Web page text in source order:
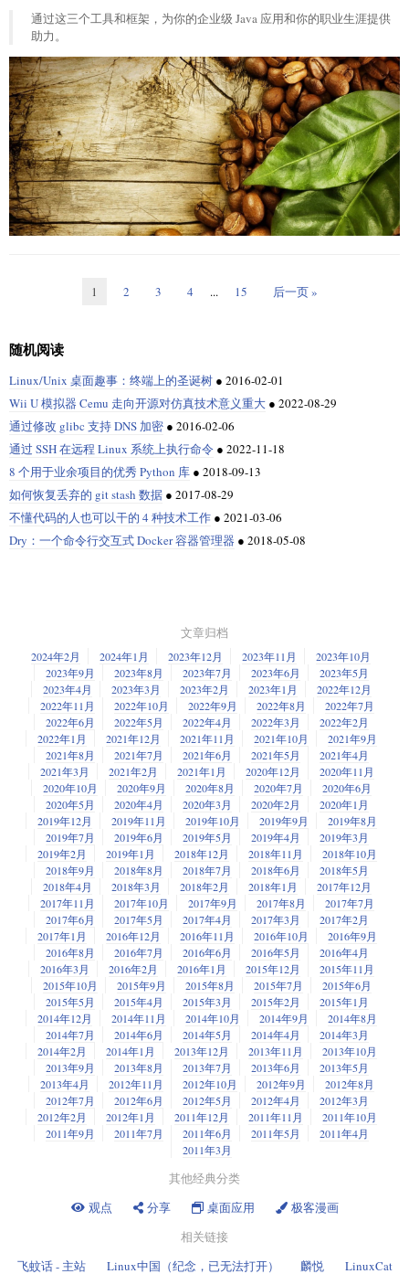
    thread3 = Thread(target=get_prime_arr, args=(num_arr,))
    thread1.start()
    thread2.start()
    thread3.start()
    thread1.join()
    thread2.join()
为了配合单线程程序的工作负载，这就为三个线程使用了一个 2000 元素的
数组，模拟了三个线程共享任务的情况。
由于开销太大，花了 140ms 多一点的时间。不过，你可以观察到多线程的
并发性：
当一个线程在工作（执行多个
（一个 is_prime 函数）；后来，它们进行了切换。这是由于 GIL 的原
因，这也是 Python 没有真正的多线程的原因。它可以实现并发，但不能实
multiprocessing
if __name__ == "__main__":
num_arr = [random.randint(100, 10000) for _ in
    p1 = Process(target=get_prime_arr, args=(num_arr,))
    p2 = Process(target=get_prime_arr, args=(num_arr,))
    p3 = Process(target=get_prime_arr, args=(num_arr,))
    p1.start()
    p2.start()
    p3.start()
    p1.join()
    p2.join()
要使用 VizTracer 运行它，你需要一个额外的参数：
整个程序在 50ms 多一点的时间内完成，实际任务在 50ms 之前完成。程序
为了和多线程版本进行比较，这里是多进程版本：
#include <stdio.h>
int
main(int argc, char **argv)
{
  FILE *infile;
  FILE *outfile;
  int ch;
  /* parse the command line */
  /* usage: cp infile outfile */
    fprintf(stderr, "Usage: cp infile outfile\n");
  /* open the input file */
  infile = fopen(argv[1], "r");
  if (infile == NULL) {
fprintf(stderr, "Cannot open file for reading: %s\n",
    return 2;
  }
  outfile = fopen(argv[2], "w");
  if (outfile == NULL) {
fprintf(stderr, "Cannot open file for writing: %s\n",
  /* copy one file to the other */
  /* use fgetc and fputc */
    ch = fgetc(infile);
    if (ch != EOF) {
      fputc(ch, outfile);
  } while (ch != EOF);
  /* done */
  fclose(infile);
  fclose(outfile);
  return 0;
你可以使用 gcc 来将 cp.c 文件编译成一个可执行文件：
-o cp 选项告诉编译器将编译后的程序保存到
告诉编译器提示所有可能的警告，如果你没有看到任何警告，则表示一切
到，但是在复制大型文件或通过网络复制文件时，你才会注意到差异。每
次处理一个字符需要大量的开销。
实现此 cp 命令的一种更好的方法是，读取一块的输入数据到内存中（称
为缓存），然后将该数据集合写入到第二个文件。这样做的速度要快得
多，因为程序可以一次读取更多的数据，这就就减少了从文件中“读取”的次
你可以使用 fread
函数将文件读入一个变量中。这个函数有几个参数：将
数据读入的数组或内存缓冲区的指针（ ptr
），要读取的最小对象的大小
size ），要读取对象的个数（ nmemb ），以及要读取的文件
stream ）：
不同的选项为更高级的文件输入和输出（例如，读取和写入具有特定数据
结构的文件）提供了很大的灵活性。但是，在从一个文件读取数据并将数
据写入另一个文件的简单情况下，可以使用一个由字符数组组成的缓冲
你可以使用 fwrite 函数将缓冲区中的数据写入到另一个文件。这使用了
fread 函数有相似的一组选项：要从中读取数据的数组或内存缓冲区的
指针，要读取的最小对象的大小，要读取对象的个数以及要写入的文件。
如果程序将文件读入缓冲区，然后将该缓冲区写入另一个文件，则数组
ptr ）可以是固定大小的数组。例如，你可以使用长度为 200 个字符的
字符数组作为缓冲区。
在该假设下，你需要更改 cp
程序中的循环，以将数据从文件读取到缓冲
区中，然后将该缓冲区写入另一个文件中：
    buffer_length = fread(buffer, sizeof(char), 200, infile);
实在是太有创意了！不过，如果要是在 BTC 创始初期，Game Boy 没准还
真能挖出一两个区块的。
PHP 的 Git 服务器被黑客攻击，源码库被添加后门
昨天，PHP 团队在自己维护 Git 服务器上的仓库中被推送了
代码执行，并且攻击者伪造了签名，让人以为这些提交是由 PHP 的创始人
和另外一位维护者提交的。
据分析，这次恶意活动是由于 PHP 的 Git 服务器被入侵导致的，而不是开
发者个人的 Git 账户被入侵。作为此次事件后的预防措施，PHP 维护人员决
定将 PHP 官方源码库迁移至 GitHub。GitHub 上的 PHP 仓库，以前只是镜
像，现在将成为正规来源，从现在开始，任何代码修改都要直接推送到
GitHub 上。
很多开源软件开发组织基于传统会自己维护代码管理基础设施，但是如果
没有专门的人员和力量来保证其安全，反而带来了不必要的安全风险。
Google 安全团队本月中旬披露，一个顶尖黑客组织在 9 个月内利用了至少
11 个 0day 漏洞。该组织利用的漏洞被修复之后它会迅速改用另一个
0day。结果这个所谓的顶尖黑客组织被发现就是美国政府黑客，Google 的
行动终止了政府黑客们的“反恐行动”。Google 内部对此举有不同的看法。
这是大水冲了龙王庙了啊~
码。
源码（如 C++ 或 Rust）：你有一个用兼容语言编写的应用，你想把
它在浏览器中执行。
WebAssembly 字节码：你选择 WebAssembly 字节码作为编译目
标。最后，你得到一个 .wasm 文件。
机器码（opcode）：浏览器加载 .wasm 文件，并将其编译成主机
系统的相应机器码。
WebAssembly 还有一种文本格式，用人类可读的文本表示二进制格式。为
了简单起见，我将其称为WASM-text。WASM-text 可以比作高级汇编语
言。当然，你不会基于 WASM-text 来编写一个完整的应用，但了解它的底
WASM-text 文件通常以
粘贴进去：
    ;; 从 JavaScript 命名空间导入
(import  "console"  "log" (func  $log (param  i32  i32)))
    (import  "js"  "mem" (memory  1)) ;; 导入 1 页 内存（64kb）
    ;; 我们的模块的数据段
    (data (i32.const 0) "Hello World from WebAssembly!")
    ;; 函数声明：导出 helloWorld()，无参数
WASM-text 格式是基于 S 表达式的。为了实现交互，JavaScript 函数用
语句导入，WebAssembly 函数用 export
语句导出。在这个例子
中，从 console 模块中导入 log 函数，它需要两个类型为 i32 的参数
作为输入，以及一页内存（64KB）来存储字符串。
字符串将被写入偏移量 为 0 的数据段。数据段是你的内存的叠加投影
overlay
存是在 JavaScript 部分分配的。
函数用关键字 func 标记。当进入函数时，栈是空的。在调用另一个函数
之前，函数参数会被压入栈中（这里是偏移量和长度）（见 call
）。当一个函数返回一个 f32 类型时（例如），当离开函数时，一
f32 变量必须保留在栈中（但在本例中不是这样）。
创建 .wasm 文件
WASM-text 和 WebAssembly 字节码是 1:1 对应的，这意味着你可以将
WASM-text 转换成字节码（反之亦然）。你已经有了 WASM-text，现在将
创建字节码。
转换可以通过WebAssembly Binary Toolkit（WABT）来完成。从该链接克
隆仓库，并按照安装说明进行安装。
建立工具链后，打开控制台并输入以下内容，将 WASM-text 转换为字节
你也可以用以下方法将字节码转换为 WASM-text：
.wasm 文件创建的 .wat
文件不包括任何函数或参数名称。默认
编译 .wasm 文件
通过这三个工具和框架，为你的企业级 Java 应用和你的职业生涯提供
助力。
尽管在 Kubernetes 上广泛使用 Python 、Go 和 Node.js 实现人工智能
企业 Java 开发者。
虽然这门语言已经存在了超过 25 年，但 Java 世界中总是有新的趋势、工具
和框架，可以为你的应用和你的职业生涯赋能。
绝大多数 Java 框架都是为具有动态行为的长时间运行的进程而设计的，这
些动态行为用于运行可变的应用服务器，例如物理服务器和虚拟机。自从
Kubernetes 容器在 2014 年发布以来，情况已经发生了变化。在 Kubernetes
上使用 Java 应用的最大问题是通过减少内存占用、加快启动和响应时间以
及减少文件大小来优化应用性能。
3 个值得考虑的新 Java 框架和工具
当试图满足上述企业 Java 生态系统的期望时，这三个新的 Java 框架和工具
1、Quarkus
Quarkus旨在以惊人的快速启动时间、超低的常驻内存集（RSS）和高密度
内存利用率，在 Kubernetes 等容器编排平台中开发云原生的微服务和无服
务。根据 JRebel 的第九届全球 Java 开发者生产力年度报告
，Java 开发者对
Quarkus 的使用率从不到 1% 上升到 6%，Micronaut 和Vert.x均从去年的
1% 左右分别增长到 4% 和 2%。
2、Eclipse JKube
Eclipse JKube使 Java 开发者能够使用Docker 、Jib或Source-To-Image构建
策略，基于云原生 Java 应用构建容器镜像。它还能在编译时生成
Kubernetes 和 OpenShift 清单，并改善开发人员对调试、观察和日志工具的
体验。
3、MicroProfile
MicroProfile解决了与优化企业 Java 的微服务架构有关的最大问题，而无需
采用新的框架或重构整个应用。此外，MicroProfile规范（即 Health、Open
Tracing、Open API、Fault Tolerance、Metrics、Config）继续与Jakarta EE
的实现保持一致。
很难说哪个 Java 框架或工具是企业 Java 开发人员实现的最佳选择。只要
Java 栈还有改进的空间，并能加速企业业务的发展，我们就可以期待新的
框架、工具和平台的出现，比如上面的三个。花点时间看看它们是否能在
2021 年改善你的企业 Java 应用。
https://opensource.com/article/21/3/enterprise-java-tools
lujun9972译者：geekpi
本文由LCTT原创编译，Linux中国荣誉推出
1 2 3 4 ... 15 后一页 »
随机阅读
Linux/Unix 桌面趣事：终端上的圣诞树 ● 2016-02-01
Wii U 模拟器 Cemu 走向开源对仿真技术意义重大 ● 2022-08-29
通过修改 glibc 支持 DNS 加密 ● 2016-02-06
通过 SSH 在远程 Linux 系统上执行命令 ● 2022-11-18
8 个用于业余项目的优秀 Python 库 ● 2018-09-13
如何恢复丢弃的 git stash 数据 ● 2017-08-29
不懂代码的人也可以干的 4 种技术工作 ● 2021-03-06
Dry：一个命令行交互式 Docker 容器管理器 ● 2018-05-08
文章归档
2024年2月 2024年1月 2023年12月 2023年11月
2023年10月
2023年9月
2023年8月 2023年7月 2023年6月
2023年5月
2023年4月
2023年3月 2023年2月 2023年1月
2022年12月
2022年11月
2022年10月 2022年9月 2022年8月
2022年7月
2022年6月
2022年5月 2022年4月 2022年3月
2022年2月
2022年1月
2021年12月 2021年11月 2021年10月
2021年9月
2021年8月
2021年7月 2021年6月 2021年5月
2021年4月
2021年3月
2021年2月 2021年1月 2020年12月
2020年11月
2020年10月
2020年9月 2020年8月 2020年7月
2020年6月
2020年5月
2020年4月 2020年3月 2020年2月
2020年1月
2019年12月
2019年11月 2019年10月 2019年9月
2019年8月
2019年7月
2019年6月 2019年5月 2019年4月
2019年3月
2019年2月
2019年1月 2018年12月 2018年11月
2018年10月
2018年9月
2018年8月 2018年7月 2018年6月
2018年5月
2018年4月
2018年3月 2018年2月 2018年1月
2017年12月
2017年11月
2017年10月 2017年9月 2017年8月
2017年7月
2017年6月
2017年5月 2017年4月 2017年3月
2017年2月
2017年1月
2016年12月 2016年11月 2016年10月
2016年9月
2016年8月
2016年7月 2016年6月 2016年5月
2016年4月
2016年3月
2016年2月 2016年1月 2015年12月
2015年11月
2015年10月
2015年9月 2015年8月 2015年7月
2015年6月
2015年5月
2015年4月 2015年3月 2015年2月
2015年1月
2014年12月
2014年11月 2014年10月 2014年9月
2014年8月
2014年7月
2014年6月 2014年5月 2014年4月
2014年3月
2014年2月
2014年1月 2013年12月 2013年11月
2013年10月
2013年9月
2013年8月 2013年7月 2013年6月
2013年5月
2013年4月
2012年11月 2012年10月 2012年9月
2012年8月
2012年7月
2012年6月 2012年5月 2012年4月
2012年3月
2012年2月
2012年1月 2011年12月 2011年11月
2011年10月
2011年9月
2011年7月 2011年6月 2011年5月
2011年4月
2011年3月
其他经典分类
观点
分享 桌面应用
极客漫画
相关链接
飞蚊话 - 主站
Linux中国（纪念，已无法打开） 麟悦 LinuxCat